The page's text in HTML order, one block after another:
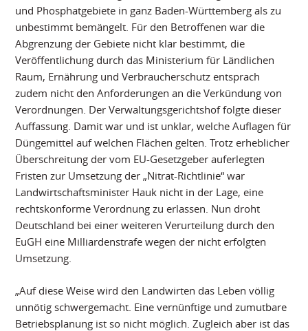
und Phosphatgebiete in ganz Baden-Württemberg als zu
unbestimmt bemängelt. Für den Betroffenen war die
Abgrenzung der Gebiete nicht klar bestimmt, die
Veröffentlichung durch das Ministerium für Ländlichen
Raum, Ernährung und Verbraucherschutz entsprach
zudem nicht den Anforderungen an die Verkündung von
Verordnungen. Der Verwaltungsgerichtshof folgte dieser
Auffassung. Damit war und ist unklar, welche Auflagen für
Düngemittel auf welchen Flächen gelten. Trotz erheblicher
Überschreitung der vom EU-Gesetzgeber auferlegten
Fristen zur Umsetzung der „Nitrat-Richtlinie“ war
Landwirtschaftsminister Hauk nicht in der Lage, eine
rechtskonforme Verordnung zu erlassen. Nun droht
Deutschland bei einer weiteren Verurteilung durch den
EuGH eine Milliardenstrafe wegen der nicht erfolgten
Umsetzung.
„Auf diese Weise wird den Landwirten das Leben völlig
unnötig schwergemacht. Eine vernünftige und zumutbare
Betriebsplanung ist so nicht möglich. Zugleich aber ist das